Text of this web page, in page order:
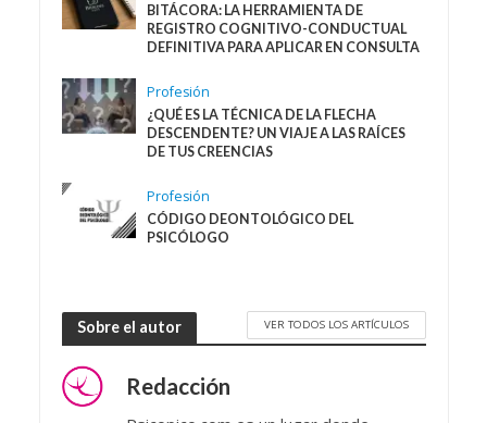
BITÁCORA: LA HERRAMIENTA DE
REGISTRO COGNITIVO-CONDUCTUAL
DEFINITIVA PARA APLICAR EN CONSULTA
Profesión
¿QUÉ ES LA TÉCNICA DE LA FLECHA
DESCENDENTE? UN VIAJE A LAS RAÍCES
DE TUS CREENCIAS
Profesión
CÓDIGO DEONTOLÓGICO DEL
PSICÓLOGO
Sobre el autor VER TODOS LOS ARTÍCULOS
Redacción